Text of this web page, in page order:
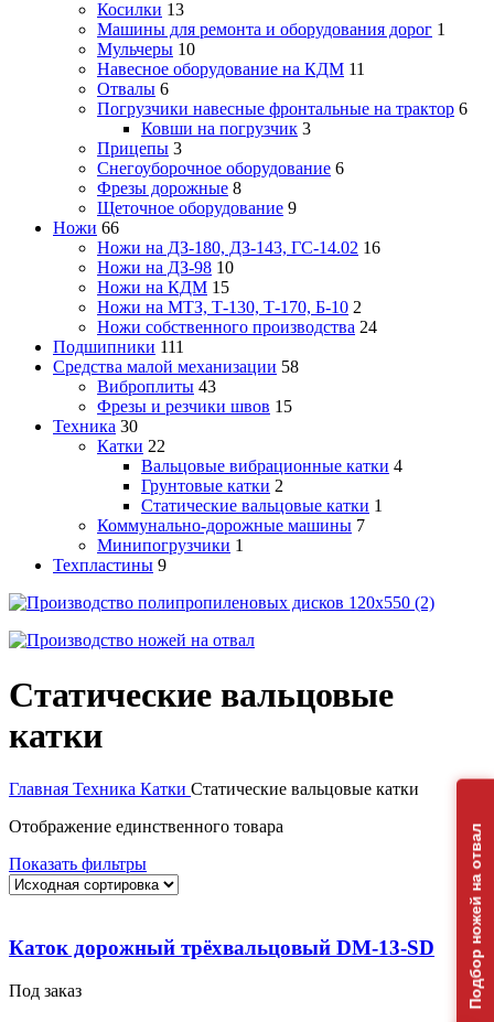
Косилки 13
Машины для ремонта и оборудования дорог 1
Мульчеры 10
Навесное оборудование на КДМ 11
Отвалы 6
Погрузчики навесные фронтальные на трактор 6
Ковши на погрузчик 3
Прицепы 3
Снегоуборочное оборудование 6
Фрезы дорожные 8
Щеточное оборудование 9
Ножи 66
Ножи на ДЗ-180, ДЗ-143, ГС-14.02 16
Ножи на ДЗ-98 10
Ножи на КДМ 15
Ножи на МТЗ, Т-130, Т-170, Б-10 2
Ножи собственного производства 24
Подшипники 111
Средства малой механизации 58
Виброплиты 43
Фрезы и резчики швов 15
Техника 30
Катки 22
Вальцовые вибрационные катки 4
Грунтовые катки 2
Статические вальцовые катки 1
Коммунально-дорожные машины 7
Минипогрузчики 1
Техпластины 9
Статические вальцовые
катки
Главная Техника Катки Статические вальцовые катки
Отображение единственного товара
Показать фильтры
Каток дорожный трёхвальцовый DM-13-SD
Под заказ
Подбор ножей на отвал